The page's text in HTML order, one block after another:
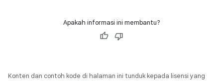
Apakah informasi ini membantu?
Konten dan contoh kode di halaman ini tunduk kepada lisensi yang